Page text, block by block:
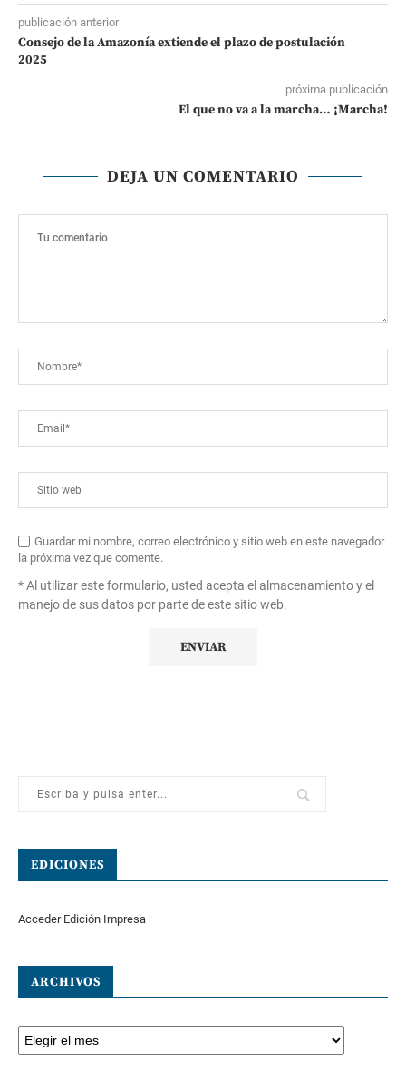
publicación anterior
Consejo de la Amazonía extiende el plazo de postulación
2025
próxima publicación
El que no va a la marcha… ¡Marcha!
DEJA UN COMENTARIO
Guardar mi nombre, correo electrónico y sitio web en este navegador
la próxima vez que comente.
* Al utilizar este formulario, usted acepta el almacenamiento y el
manejo de sus datos por parte de este sitio web.
EDICIONES
Acceder Edición Impresa
ARCHIVOS